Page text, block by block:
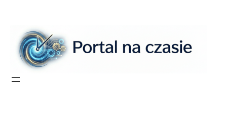
treści